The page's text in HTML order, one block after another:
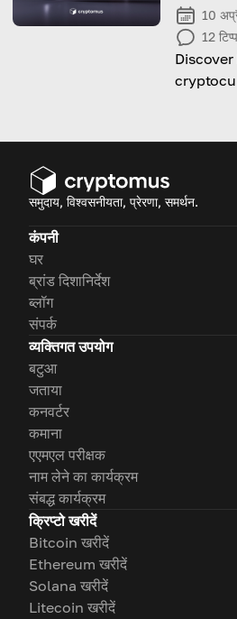
10
12
समुदाय, विश्वसनीयता, प्रेरणा, समर्थन.
कंपनी
घर
ब्रांड दिशानिर्देश
ब्लॉग
संपर्क
व्यक्तिगत उपयोग
बटुआ
जताया
कनवर्टर
कमाना
एएमएल परीक्षक
नाम लेने का कार्यक्रम
संबद्ध कार्यक्रम
क्रिप्टो खरीदें
Bitcoin खरीदें
Ethereum खरीदें
Solana खरीदें
Litecoin खरीदें